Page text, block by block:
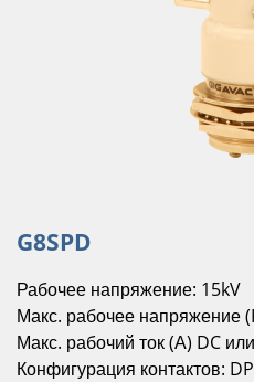
G8SPD
Рабочее напряжение: 15kV
Макс. рабочее напряжение
Макс. рабочий ток (А) DC
Конфигурация контактов: